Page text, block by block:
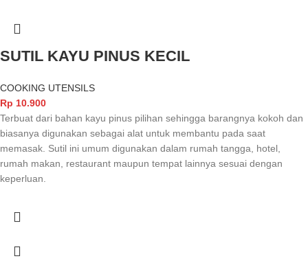
SUTIL KAYU PINUS KECIL
COOKING UTENSILS
Rp 10.900
Terbuat dari bahan kayu pinus pilihan sehingga barangnya kokoh dan
biasanya digunakan sebagai alat untuk membantu pada saat
memasak. Sutil ini umum digunakan dalam rumah tangga, hotel,
rumah makan, restaurant maupun tempat lainnya sesuai dengan
keperluan.